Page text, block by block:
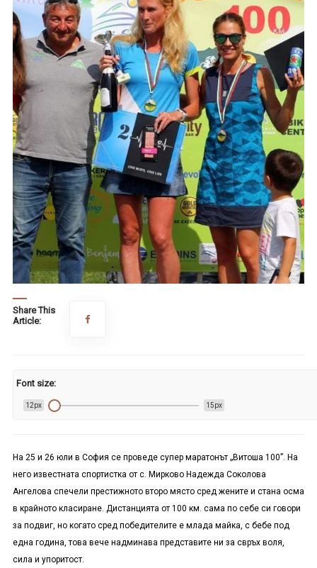
Share This
Article:
Font size:
12px 15px
На 25 и 26 юли в София се проведе супер маратонът „Витоша 100”. На
него известната спортистка от с. Мирково Надежда Соколова
Ангелова спечели престижното второ място сред жените и стана осма
в крайното класиране. Дистанцията от 100 км. сама по себе си говори
за подвиг, но когато сред победителите е млада майка, с бебе под
една година, това вече надминава представите ни за свръх воля,
сила и упоритост.